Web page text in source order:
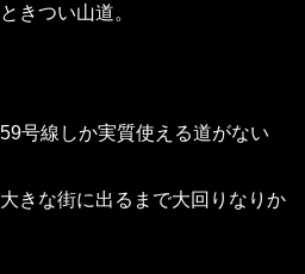
きつい山道。
号線しか実質使える道がない
きな街に出るまで大回りなりか